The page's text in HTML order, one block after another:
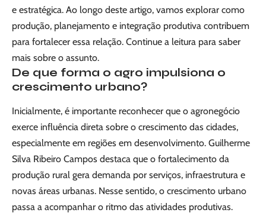
e estratégica. Ao longo deste artigo, vamos explorar como
produção, planejamento e integração produtiva contribuem
para fortalecer essa relação. Continue a leitura para saber
mais sobre o assunto.
De que forma o agro impulsiona o
crescimento urbano?
Inicialmente, é importante reconhecer que o agronegócio
exerce influência direta sobre o crescimento das cidades,
especialmente em regiões em desenvolvimento. Guilherme
Silva Ribeiro Campos destaca que o fortalecimento da
produção rural gera demanda por serviços, infraestrutura e
novas áreas urbanas. Nesse sentido, o crescimento urbano
passa a acompanhar o ritmo das atividades produtivas.